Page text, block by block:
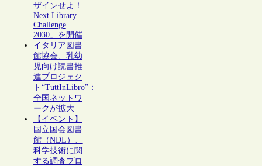
ザインせよ！
Next Library
Challenge
2030」を開催
イタリア図書
館協会、乳幼
児向け読書推
進プロジェク
ト“TuttInLibro”：
全国ネットワ
ークが拡大
【イベント】
国立国会図書
館（NDL）、
科学技術に関
する調査プロ